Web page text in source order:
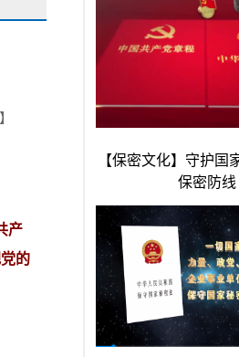
产
的